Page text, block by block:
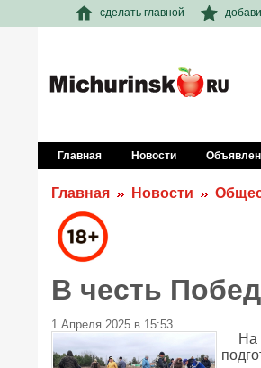
сделать главной
Главная Новости
Главная Новости
В честь
1 Апреля 2025 в 15:53